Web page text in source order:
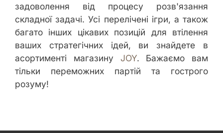
задоволення від процесу розв'язання
складної задачі. Усі перелічені ігри, а також
багато інших цікавих позицій для втілення
ваших стратегічних ідей, ви знайдете в
асортименті магазину JOY. Бажаємо вам
тільки переможних партій та гострого
розуму!